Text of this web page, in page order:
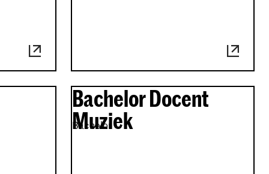
Bachelor Docent
Muziek
Bachelor